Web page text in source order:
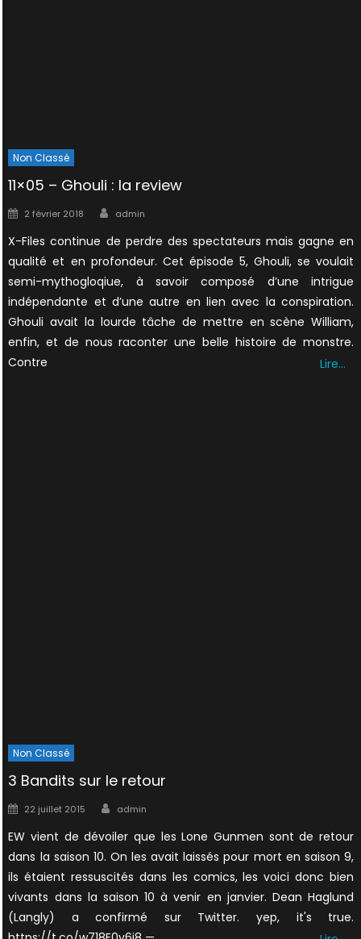
Non Classé
11×05 – Ghouli : la review
Posted
2 février 2018 Author
admin
X-Files continue de perdre des spectateurs mais gagne en
qualité et en profondeur. Cet épisode 5, Ghouli, se voulait
semi-mythogloqiue, à savoir composé d’une intrigue
indépendante et d’une autre en lien avec la conspiration.
Ghouli avait la lourde tâche de mettre en scène William,
enfin, et de nous raconter une belle histoire de monstre.
Contre
Lire…
Non Classé
3 Bandits sur le retour
Posted
22 juillet 2015 Author
admin
EW vient de dévoiler que les Lone Gunmen sont de retour
dans la saison 10. On les avait laissés pour mort en saison 9,
ils étaient ressuscités dans les comics, les voici donc bien
vivants dans la saison 10 à venir en janvier. Dean Haglund
(Langly) a confirmé sur Twitter. yep, it's true.